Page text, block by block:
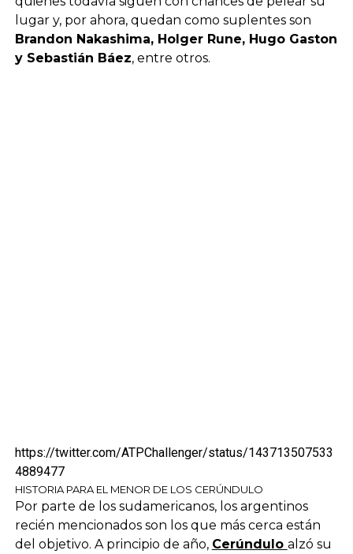
lugar y, por ahora, quedan como suplentes son
Brandon Nakashima, Holger Rune, Hugo Gaston
y Sebastián Báez, entre otros.
https://twitter.com/ATPChallenger/status/143713507533
4889477
HISTORIA PARA EL MENOR DE LOS CERÚNDULO
Por parte de los sudamericanos, los argentinos
recién mencionados son los que más cerca están
del objetivo. A principio de año, Cerúndulo alzó su